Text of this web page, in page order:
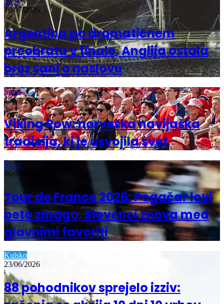
16/07/2026
Argentina po dramatičnem
preobratu v finale, Anglija ostala
brez sanj o naslovu
Šport
15/07/2026
Viking Row: norveška navijaška
tradicija, ki je osvojila svet
Šport
06/07/2026
Tour de France 2026: Pogačar lovi
peto zmago, Slovenci znova med
glavnimi favoriti
Kulsko
23/06/2026
88 pohodnikov sprejelo izziv: